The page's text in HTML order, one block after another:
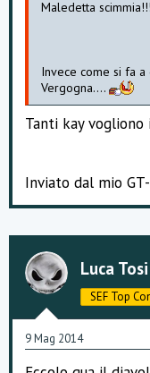
Maledetta
Invece come si fa
Vergogna....
Tanti kay vogliono
Inviato dal mio
Luca Tosi
SEF Top
9 Mag 2014